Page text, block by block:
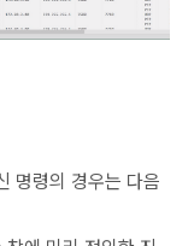
령의 경우는 다음